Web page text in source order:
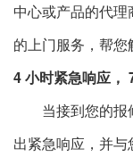
中心或产品的代
的上门服务，帮您
4 小时紧急响应，
当接到您的报
出紧急响应，并